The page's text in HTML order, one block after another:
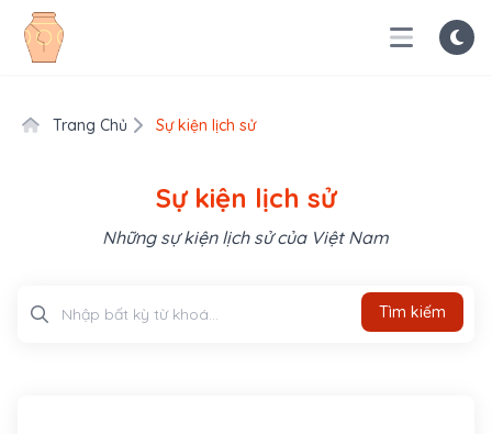
Trang Chủ Sự kiện lịch sử
Sự kiện lịch sử
Những sự kiện lịch sử của Việt Nam
Tìm kiếm